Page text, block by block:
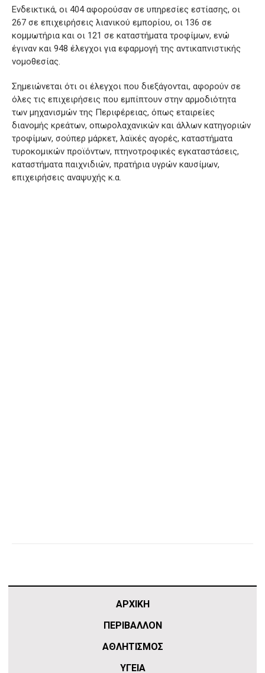
Ενδεικτικά, οι 404 αφορούσαν σε υπηρεσίες εστίασης, οι
267 σε επιχειρήσεις λιανικού εμπορίου, οι 136 σε
κομμωτήρια και οι 121 σε καταστήματα τροφίμων, ενώ
έγιναν και 948 έλεγχοι για εφαρμογή της αντικαπνιστικής
νομοθεσίας.
Σημειώνεται ότι οι έλεγχοι που διεξάγονται, αφορούν σε
όλες τις επιχειρήσεις που εμπίπτουν στην αρμοδιότητα
των μηχανισμών της Περιφέρειας, όπως εταιρείες
διανομής κρεάτων, οπωρολαχανικών και άλλων κατηγοριών
τροφίμων, σούπερ μάρκετ, λαϊκές αγορές, καταστήματα
τυροκομικών προϊόντων, πτηνοτροφικές εγκαταστάσεις,
καταστήματα παιχνιδιών, πρατήρια υγρών καυσίμων,
επιχειρήσεις αναψυχής κ.α.
ΑΡΧΙΚΗ
ΠΕΡΙΒΑΛΛΟΝ
ΑΘΛΗΤΙΣΜΌΣ
ΥΓΕΙΑ